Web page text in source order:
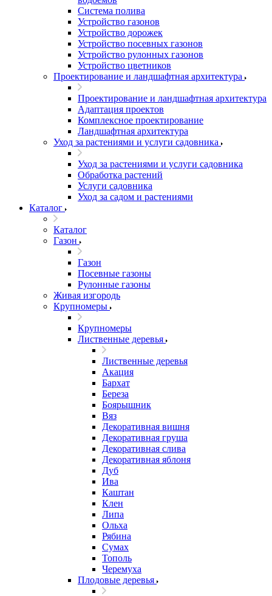
Система полива
Устройство газонов
Устройство дорожек
Устройство посевных газонов
Устройство рулонных газонов
Устройство цветников
Проектирование и ландшафтная архитектура
Проектирование и ландшафтная архитектура
Адаптация проектов
Комплексное проектирование
Ландшафтная архитектура
Уход за растениями и услуги садовника
Уход за растениями и услуги садовника
Обработка растений
Услуги садовника
Уход за садом и растениями
Каталог
Каталог
Газон
Газон
Посевные газоны
Рулонные газоны
Живая изгородь
Крупномеры
Крупномеры
Лиственные деревья
Лиственные деревья
Акация
Бархат
Береза
Боярышник
Вяз
Декоративная вишня
Декоративная груша
Декоративная слива
Декоративная яблоня
Дуб
Ива
Каштан
Клен
Липа
Ольха
Рябина
Сумах
Тополь
Черемуха
Плодовые деревья